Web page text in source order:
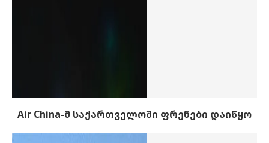
Air China-მ საქართველოში ფრენები დაიწყო